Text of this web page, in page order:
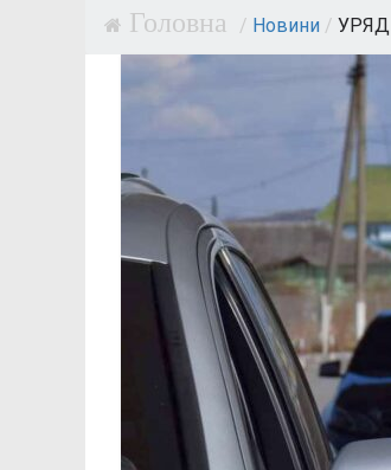
/ Новини / УРЯД